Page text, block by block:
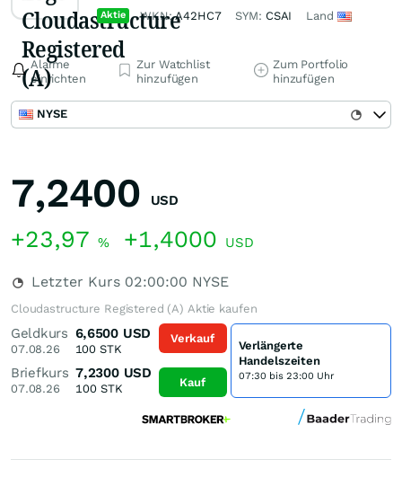
Aktie WKN:A42HC7 SYM: CSAI Land
Alarme
einrichten
Zur Watchlist
hinzufügen
Zum Portfolio
hinzufügen
NYSE
7,2400 USD
+23,97 % +1,4000 USD
Letzter Kurs 02:00:00 NYSE
Cloudastructure Registered (A) Aktie kaufen
Geldkurs
07.08.26
6,6500 USD
100 STK
Briefkurs
07.08.26
7,2300 USD
100STK
Verkauf
Kauf
Verlängerte
Handelszeiten
07:30 bis 23:00 Uhr